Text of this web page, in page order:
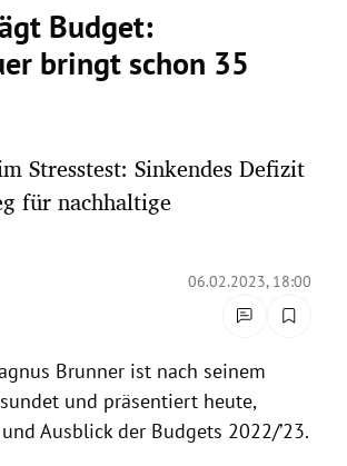
Budget:
bringt schon 35
Stresstest: Sinkendes Defizit
für nachhaltige
06.02.2023, 18:00
Brunner ist nach seinem
und präsentiert heute,
Ausblick der Budgets 2022/’23.